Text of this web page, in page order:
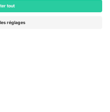
Centre d'information sur la Coupe
Nous contacter